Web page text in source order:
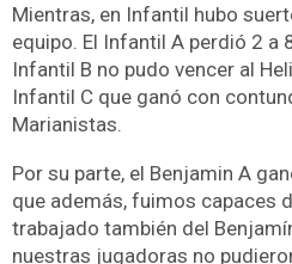
Mientras, en Infantil hubo
equipo. El Infantil A perdió 2 a
Infantil B no pudo vencer al
Infantil C que ganó con
Marianistas.
Por su parte, el Benjamin A
que además, fuimos capaces
trabajado también del
nuestras jugadoras no